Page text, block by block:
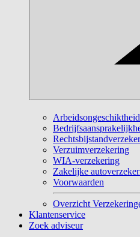
Verzuimverzekering
WIA-verzekering
Zakelijke
Voorwaarden
Overzicht
Klantenservice
Zoek adviseur